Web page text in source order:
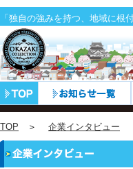
「独自の強みを持つ、地域に
TOP ＞ 企業インタビュー